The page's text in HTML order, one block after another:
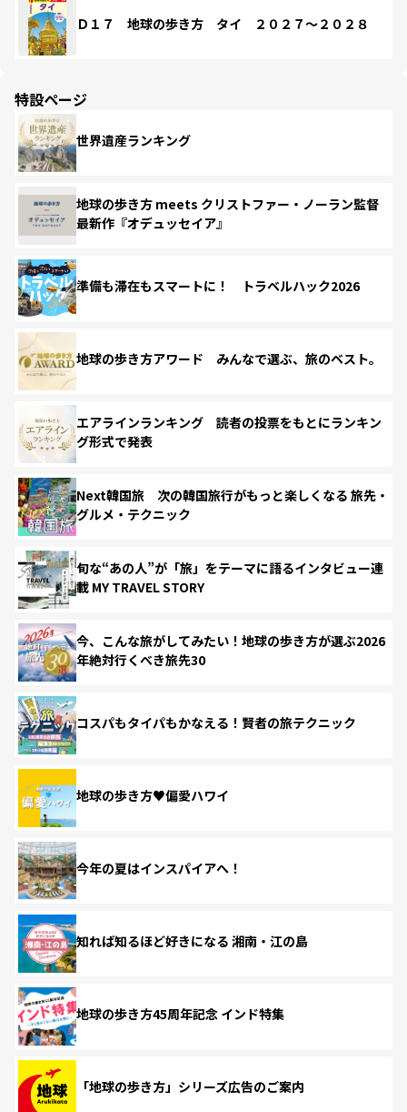
Ｄ１７ 地球の歩き方 タイ ２０２７～２０２８
特設ページ
世界遺産ランキング
地球の歩き方 meets クリストファー・ノーラン監督
最新作『オデュッセイア』
準備も滞在もスマートに！ トラベルハック2026
地球の歩き方アワード みんなで選ぶ、旅のベスト。
エアラインランキング 読者の投票をもとにランキン
グ形式で発表
Next韓国旅 次の韓国旅行がもっと楽しくなる 旅先・
グルメ・テクニック
旬な“あの人”が「旅」をテーマに語るインタビュー連
載 MY TRAVEL STORY
今、こんな旅がしてみたい！地球の歩き方が選ぶ2026
年絶対行くべき旅先30
コスパもタイパもかなえる！賢者の旅テクニック
地球の歩き方♥偏愛ハワイ
今年の夏はインスパイアへ！
知れば知るほど好きになる 湘南・江の島
地球の歩き方45周年記念 インド特集
「地球の歩き方」シリーズ広告のご案内